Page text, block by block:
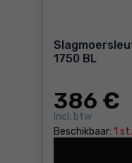
1750 BL
386 €
Incl. btw
Beschikbaar: 1 st.